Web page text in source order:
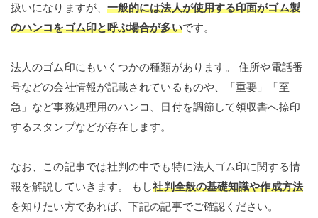
扱いになりますが、 一般的には法人が使用する印面がゴム製
のハンコをゴム印と呼ぶ場合が多いです。
法人のゴム印にもいくつかの種類があります。 住所や電話番
号などの会社情報が記載されているものや、「重要」「至
急」など事務処理用のハンコ、日付を調節して領収書へ捺印
するスタンプなどが存在します。
なお、この記事では社判の中でも特に法人ゴム印に関する情
報を解説していきます。 もし社判全般の基礎知識や作成方法
を知りたい方であれば、下記の記事でご確認ください。